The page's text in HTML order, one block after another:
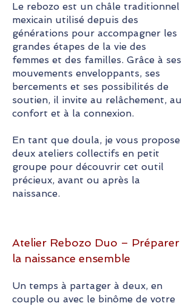
Le rebozo est un châle traditionnel
mexicain utilisé depuis des
générations pour accompagner les
grandes étapes de la vie des
femmes et des familles. Grâce à ses
mouvements enveloppants, ses
bercements et ses possibilités de
soutien, il invite au relâchement, au
confort et à la connexion.
En tant que doula, je vous propose
deux ateliers collectifs en petit
groupe pour découvrir cet outil
précieux, avant ou après la
naissance.
Atelier Rebozo Duo – Préparer
la naissance ensemble
Un temps à partager à deux, en
couple ou avec le binôme de votre